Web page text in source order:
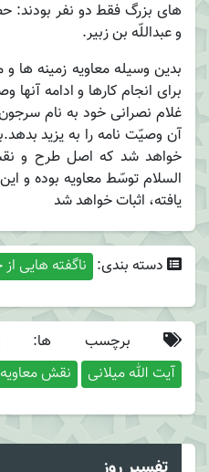
های بزرگ فقط دو نفر بودند:
و عبداللّه بن زبیر.
بدین وسیله معاویه زمینه ها و
برای انجام کارها و ادامه
غلام نصرانی خود به نام
آن وصیّت نامه را به یزید
خواهد شد که اصل طرح و
السلام توسّط معاویه بوده و
یافته، اثبات خواهد شد
دسته بندی: ناگفته هایی
برچسب ها:
آیت الله میلانی
نقش